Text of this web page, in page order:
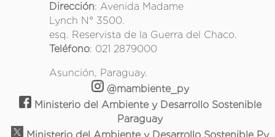
Dirección: Avenida Madame
Lynch N° 3500.
esq. Reservista de la Guerra del Chaco.
Teléfono: 021 2879000
Asunción, Paraguay.
@mambiente_py
Ministerio del Ambiente y Desarrollo Sostenible
Paraguay